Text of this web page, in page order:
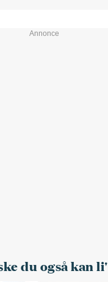
du også kan li'